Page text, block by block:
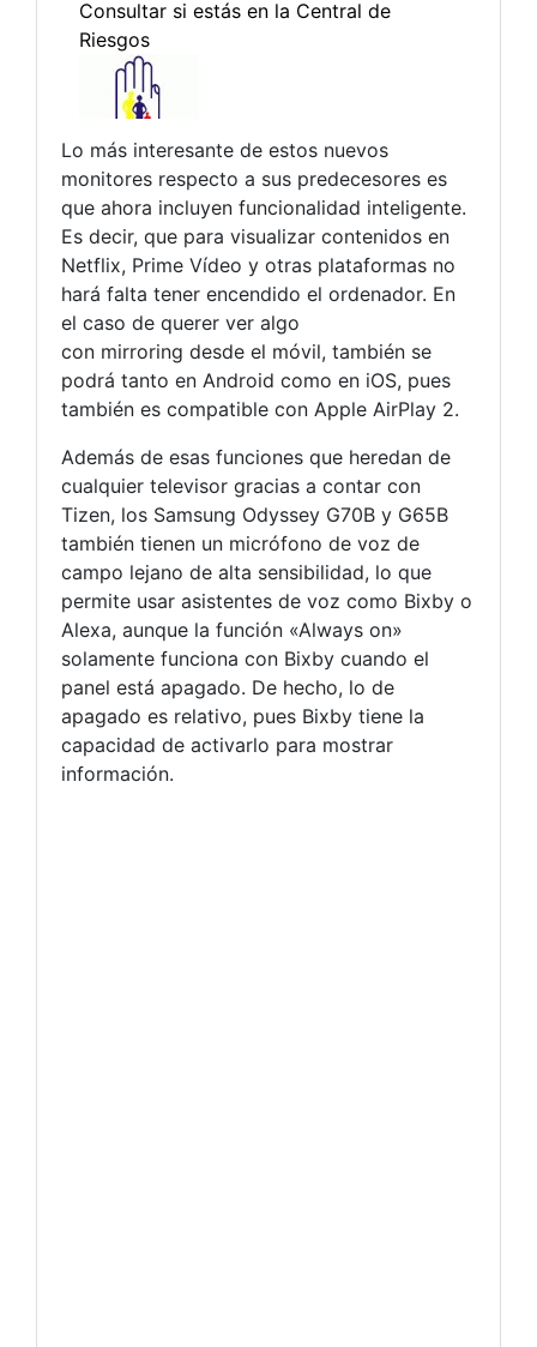
Lo más interesante de estos nuevos
monitores respecto a sus predecesores es
que ahora incluyen funcionalidad inteligente.
Es decir, que para visualizar contenidos en
Netflix, Prime Vídeo y otras plataformas no
hará falta tener encendido el ordenador. En
el caso de querer ver algo
con mirroring desde el móvil, también se
podrá tanto en Android como en iOS, pues
también es compatible con Apple AirPlay 2.
Además de esas funciones que heredan de
cualquier televisor gracias a contar con
Tizen, los Samsung Odyssey G70B y G65B
también tienen un micrófono de voz de
campo lejano de alta sensibilidad, lo que
permite usar asistentes de voz como Bixby o
Alexa, aunque la función «Always on»
solamente funciona con Bixby cuando el
panel está apagado. De hecho, lo de
apagado es relativo, pues Bixby tiene la
capacidad de activarlo para mostrar
información.